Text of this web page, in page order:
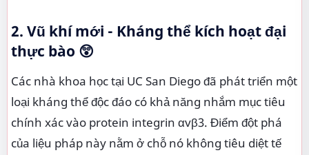
2. Vũ khí mới - Kháng thể kích hoạt đại
thực bào 😲
Các nhà khoa học tại UC San Diego đã phát triển một
loại kháng thể độc đáo có khả năng nhắm mục tiêu
chính xác vào protein integrin αvβ3. Điểm đột phá
của liệu pháp này nằm ở chỗ nó không tiêu diệt tế